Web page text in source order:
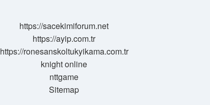
https://sacekimiforum.net
https://ayip.com.tr
https://ronesanskoltukyikama.com.tr
knight online
nttgame
Sitemap